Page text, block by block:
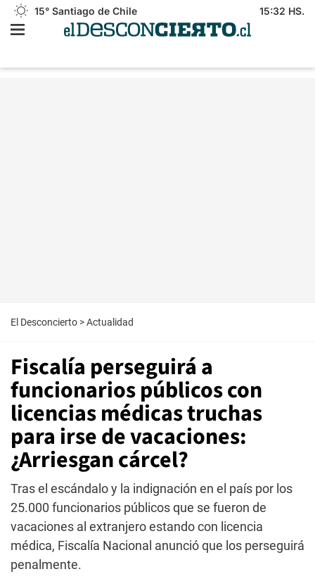
15° Santiago de Chile 15:32 HS.
El Desconcierto >Actualidad
Fiscalía perseguirá a
funcionarios públicos con
licencias médicas truchas
para irse de vacaciones:
¿Arriesgan cárcel?
Tras el escándalo y la indignación en el país por los
25.000 funcionarios públicos que se fueron de
vacaciones al extranjero estando con licencia
médica, Fiscalía Nacional anunció que los perseguirá
penalmente.